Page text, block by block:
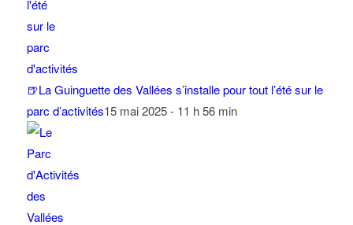
🍺La Guinguette des Vallées s’installe pour tout l’été sur le
parc d’activités15 mai 2025 - 11 h 56 min